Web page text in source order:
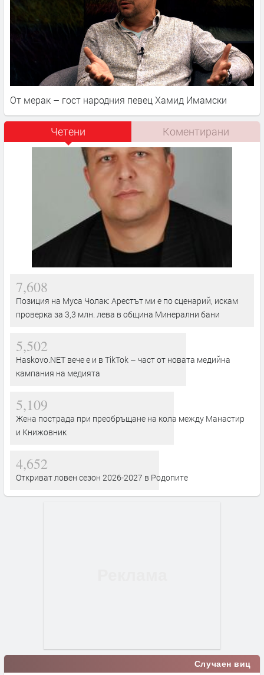
От мерак – гост народния певец Хамид Имамски
Четени Коментирани
7,608
Позиция на Муса Чолак: Арестът ми е по сценарий, искам
проверка за 3,3 млн. лева в община Минерални бани
5,502
Haskovo.NET вече е и в TikTok – част от новата медийна
кампания на медията
5,109
Жена пострада при преобръщане на кола между Манастир
и Книжовник
4,652
Откриват ловен сезон 2026-2027 в Родопите
Случаен виц